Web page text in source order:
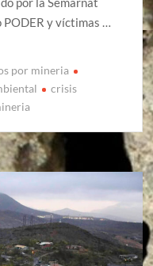
PODER y víctimas …
por mineria
crisis